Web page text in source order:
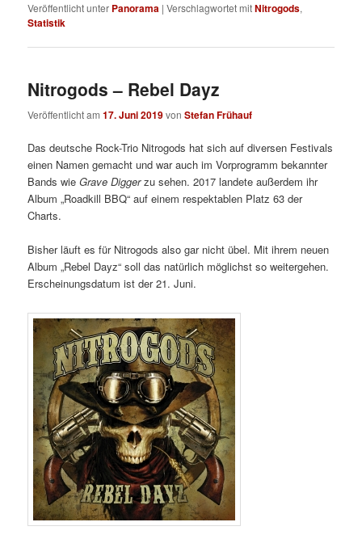
Veröffentlicht unter Panorama |Verschlagwortet mitNitrogods,
Statistik
Nitrogods – Rebel Dayz
Veröffentlicht am17. Juni 2019vonStefan Frühauf
Das deutsche Rock-Trio Nitrogods hat sich auf diversen Festivals
einen Namen gemacht und war auch im Vorprogramm bekannter
Bands wieGrave Diggerzu sehen. 2017 landete außerdem ihr
Album „Roadkill BBQ“ auf einem respektablen Platz 63 der
Charts.
Bisher läuft es für Nitrogods also gar nicht übel. Mit ihrem neuen
Album „Rebel Dayz“ soll das natürlich möglichst so weitergehen.
Erscheinungsdatum ist der 21. Juni.